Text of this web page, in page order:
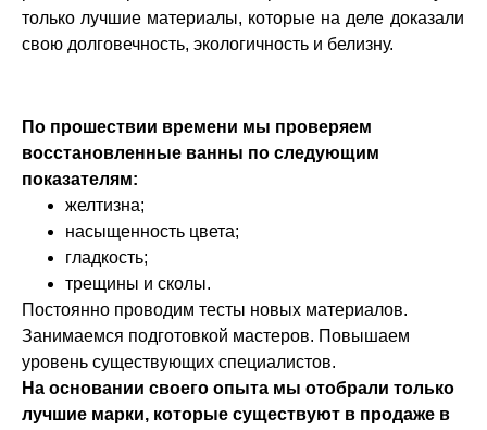
только лучшие материалы, которые на деле доказали
свою долговечность, экологичность и белизну.
По прошествии времени мы проверяем
восстановленные ванны по следующим
показателям:
желтизна;
насыщенность цвета;
гладкость;
трещины и сколы.
Постоянно проводим тесты новых материалов.
Занимаемся подготовкой мастеров. Повышаем
уровень существующих специалистов.
На основании своего опыта мы отобрали только
лучшие марки, которые существуют в продаже в